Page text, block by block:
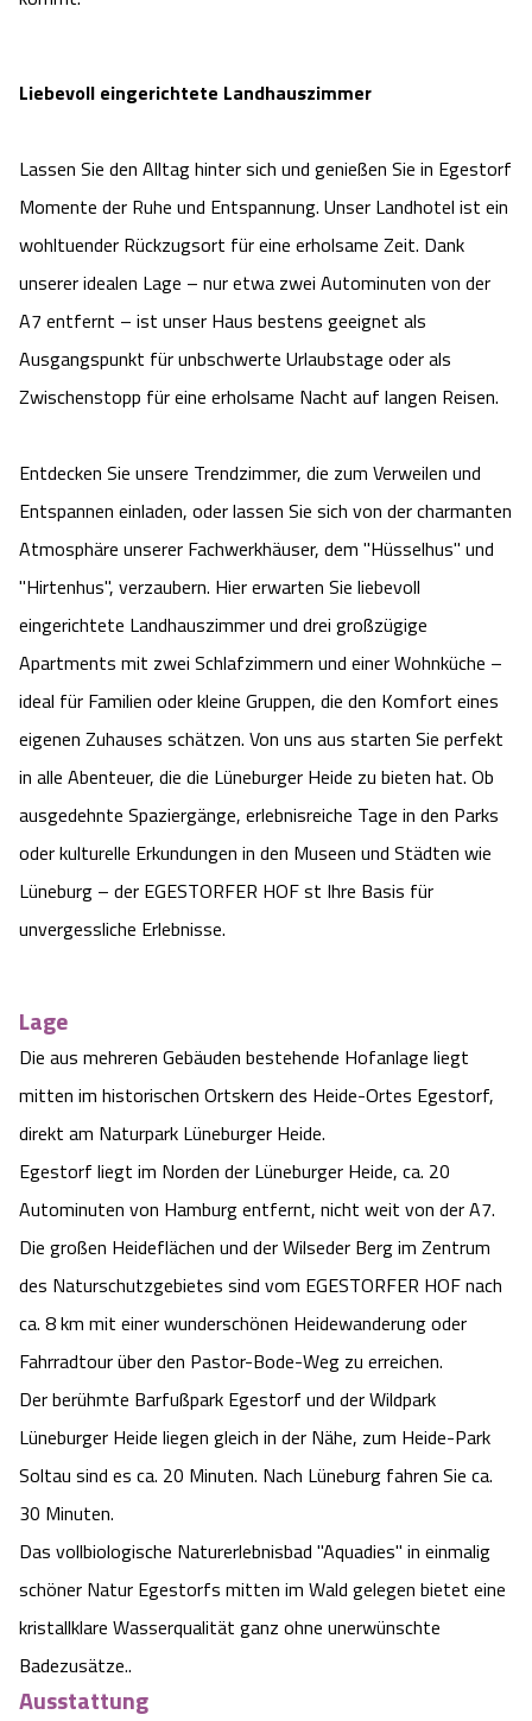
Urlaub auf dem Bauernhof
Urlaub mit Hund
Anreise
Kataloge
Kontakt
Kutschen
Regionale Küche
Tiere
Unterkünfte
Urlaub mit Hund
Landschaftsführungen
Veranstaltungen
Wildpark Schwarze Berge
Otter Zentrum
Wildpark Müden
Ralf Schumacher Kart & Bowl
Abenteuerland Trampolin-Park
Battle Kart Bispingen
Adventure District Bispingen
Unterkünfte
Ausflugsziele
Unterkünfte Celle
Veranstaltungen & Führungen Celle
Liebevoll eingerichtete Landhauszimmer
Lassen Sie den Alltag hinter sich und genießen Sie in Egestorf
Momente der Ruhe und Entspannung. Unser Landhotel ist ein
wohltuender Rückzugsort für eine erholsame Zeit. Dank
unserer idealen Lage – nur etwa zwei Autominuten von der
A7 entfernt – ist unser Haus bestens geeignet als
Ausgangspunkt für unbschwerte Urlaubstage oder als
Zwischenstopp für eine erholsame Nacht auf langen Reisen.
Entdecken Sie unsere Trendzimmer, die zum Verweilen und
Entspannen einladen, oder lassen Sie sich von der charmanten
Atmosphäre unserer Fachwerkhäuser, dem "Hüsselhus" und
"Hirtenhus", verzaubern. Hier erwarten Sie liebevoll
eingerichtete Landhauszimmer und drei großzügige
Apartments mit zwei Schlafzimmern und einer Wohnküche –
ideal für Familien oder kleine Gruppen, die den Komfort eines
eigenen Zuhauses schätzen. Von uns aus starten Sie perfekt
in alle Abenteuer, die die Lüneburger Heide zu bieten hat. Ob
ausgedehnte Spaziergänge, erlebnisreiche Tage in den Parks
oder kulturelle Erkundungen in den Museen und Städten wie
Lüneburg – der EGESTORFER HOF st Ihre Basis für
unvergessliche Erlebnisse.
Lage
Die aus mehreren Gebäuden bestehende Hofanlage liegt
mitten im historischen Ortskern des Heide-Ortes Egestorf,
direkt am Naturpark Lüneburger Heide.
Egestorf liegt im Norden der Lüneburger Heide, ca. 20
Autominuten von Hamburg entfernt, nicht weit von der A7.
Die großen Heideflächen und der Wilseder Berg im Zentrum
des Naturschutzgebietes sind vom EGESTORFER HOF nach
ca. 8 km mit einer wunderschönen Heidewanderung oder
Fahrradtour über den Pastor-Bode-Weg zu erreichen.
Der berühmte Barfußpark Egestorf und der Wildpark
Lüneburger Heide liegen gleich in der Nähe, zum Heide-Park
Soltau sind es ca. 20 Minuten. Nach Lüneburg fahren Sie ca.
30 Minuten.
Das vollbiologische Naturerlebnisbad "Aquadies" in einmalig
schöner Natur Egestorfs mitten im Wald gelegen bietet eine
kristallklare Wasserqualität ganz ohne unerwünschte
Badezusätze..
Ausstattung